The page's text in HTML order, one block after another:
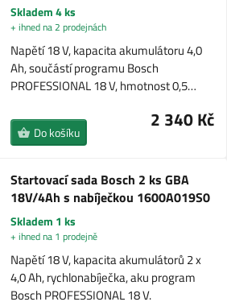
Skladem 4 ks
+ ihned na 2 prodejnách
Napětí 18 V, kapacita akumulátoru 4,0
Ah, součástí programu Bosch
PROFESSIONAL 18 V, hmotnost 0,5…
2 340 Kč
Do košíku
Startovací sada Bosch 2 ks GBA
18V/4Ah s nabíječkou 1600A019S0
Skladem 1 ks
+ ihned na 1 prodejně
Napětí 18 V, kapacita akumulátorů 2 x
4,0 Ah, rychlonabíječka, aku program
Bosch PROFESSIONAL 18 V.